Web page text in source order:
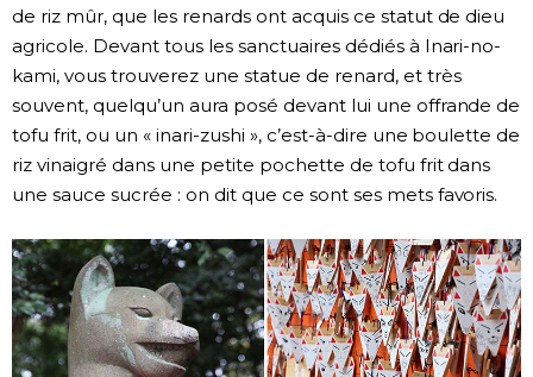
de riz mûr, que les renards ont acquis ce statut de dieu
agricole. Devant tous les sanctuaires dédiés à Inari-no-
kami, vous trouverez une statue de renard, et très
souvent, quelqu’un aura posé devant lui une offrande de
tofu frit, ou un « inari-zushi », c’est-à-dire une boulette de
riz vinaigré dans une petite pochette de tofu frit dans
une sauce sucrée : on dit que ce sont ses mets favoris.